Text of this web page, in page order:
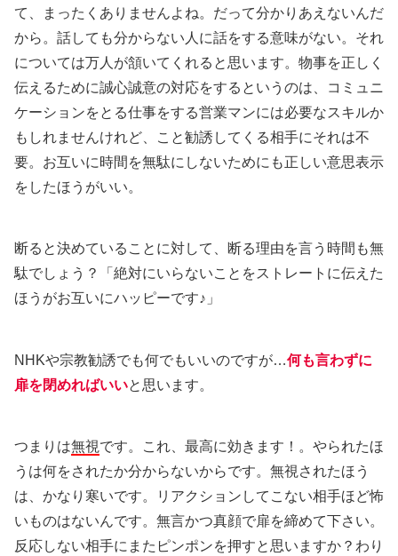
て、まったくありませんよね。だって分かりあえないんだ
から。話しても分からない人に話をする意味がない。それ
については万人が頷いてくれると思います。物事を正しく
伝えるために誠心誠意の対応をするというのは、コミュニ
ケーションをとる仕事をする営業マンには必要なスキルか
もしれませんけれど、こと勧誘してくる相手にそれは不
要。お互いに時間を無駄にしないためにも正しい意思表示
をしたほうがいい。
断ると決めていることに対して、断る理由を言う時間も無
駄でしょう？「絶対にいらないことをストレートに伝えた
ほうがお互いにハッピーです♪」
NHKや宗教勧誘でも何でもいいのですが…何も言わずに
扉を閉めればいいと思います。
つまりは無視です。これ、最高に効きます！。やられたほ
うは何をされたか分からないからです。無視されたほう
は、かなり寒いです。リアクションしてこない相手ほど怖
いものはないんです。無言かつ真顔で扉を締めて下さい。
反応しない相手にまたピンポンを押すと思いますか？わり